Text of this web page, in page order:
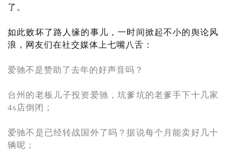
了。
如此败坏了路人缘的事儿，一时间掀起不小的舆论风
浪，网友们在社交媒体上七嘴八舌：
爱驰不是赞助了去年的好声音吗？
台州的老板儿子投资爱驰，坑爹坑的老爹手下十几家
4s店倒闭；
爱驰不是已经转战国外了吗？据说每个月能卖好几十
辆呢；